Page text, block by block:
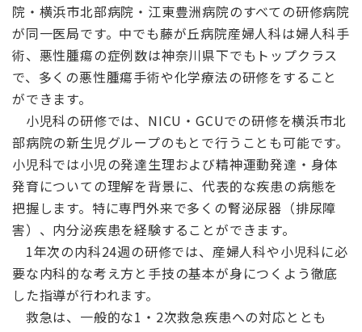
院・横浜市北部病院・江東豊洲病院のすべての研修病院
が同一医局です。中でも藤が丘病院産婦人科は婦人科手
術、悪性腫瘍の症例数は神奈川県下でもトップクラス
で、多くの悪性腫瘍手術や化学療法の研修をすること
ができます。
小児科の研修では、NICU・GCUでの研修を横浜市北
部病院の新生児グループのもとで行うことも可能です。
小児科では小児の発達生理および精神運動発達・身体
発育についての理解を背景に、代表的な疾患の病態を
把握します。特に専門外来で多くの腎泌尿器（排尿障
害）、内分泌疾患を経験することができます。
1年次の内科24週の研修では、産婦人科や小児科に必
要な内科的な考え方と手技の基本が身につくよう徹底
した指導が行われます。
救急は、一般的な1・2次救急疾患への対応ととも